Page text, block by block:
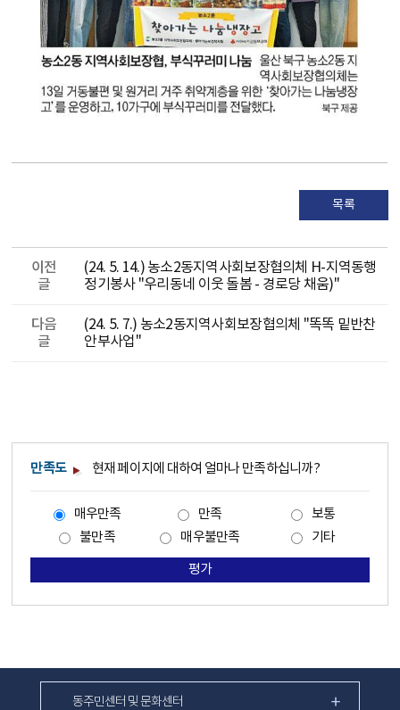
목록
이전
글
(24. 5. 14.) 농소2동지역사회보장협의체 H-지역동행
정기봉사 "우리동네 이웃 돌봄 - 경로당 채움)"
다음
글
(24. 5. 7.) 농소2동지역사회보장협의체 "똑똑 밑반찬
안부사업"
만족도 현재 페이지에 대하여 얼마나 만족하십니까?
매우만족 만족
보통
불만족
매우불만족 기타
평가
동주민센터 및 문화센터